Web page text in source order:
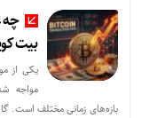
چه
بیت
یکی از
مواجه
بازه‌های زمانی مختلف است.